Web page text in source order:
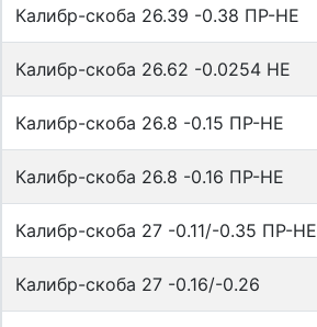
Калибр-скоба 26.39 -0.38 ПР-НЕ
Калибр-скоба 26.62 -0.0254 НЕ
Калибр-скоба 26.8 -0.15 ПР-НЕ
Калибр-скоба 26.8 -0.16 ПР-НЕ
Калибр-скоба 27 -0.11/-0.35 ПР-НЕ
Калибр-скоба 27 -0.16/-0.26